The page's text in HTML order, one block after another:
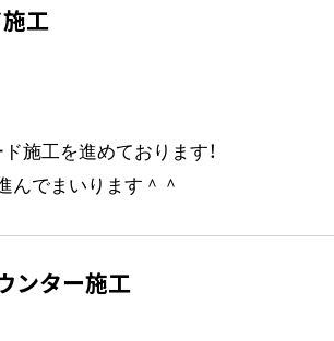
工
施工を進めております！
んでまいります＾＾
ンター施工